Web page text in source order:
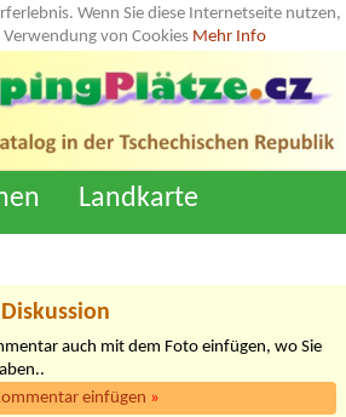
Wenn Sie diese Internetseite nutzen,
von Cookies Mehr Info
Landkarte
auch mit dem Foto einfügen, wo Sie
einfügen »